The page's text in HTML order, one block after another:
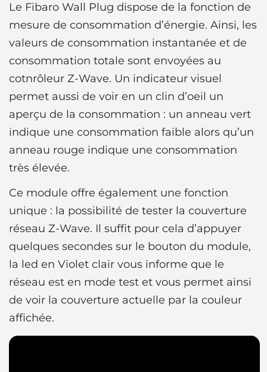
Le Fibaro Wall Plug dispose de la fonction de
mesure de consommation d’énergie. Ainsi, les
valeurs de consommation instantanée et de
consommation totale sont envoyées au
cotnrôleur Z-Wave. Un indicateur visuel
permet aussi de voir en un clin d’oeil un
aperçu de la consommation : un anneau vert
indique une consommation faible alors qu’un
anneau rouge indique une consommation
très élevée.
Ce module offre également une fonction
unique : la possibilité de tester la couverture
réseau Z-Wave. Il suffit pour cela d’appuyer
quelques secondes sur le bouton du module,
la led en Violet clair vous informe que le
réseau est en mode test et vous permet ainsi
de voir la couverture actuelle par la couleur
affichée.